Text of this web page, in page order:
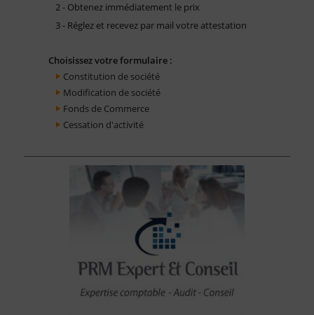
2 - Obtenez immédiatement le prix
3 - Réglez et recevez par mail votre attestation
Choisissez votre formulaire :
Constitution de société
Modification de société
Fonds de Commerce
Cessation d'activité